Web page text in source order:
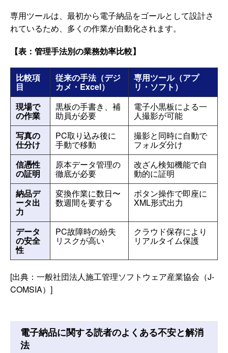
専用ツールは、最初から電子納品をゴールとして設計さ
れているため、多くの作業が自動化されます。
【表：管理手法別の業務効率比較】
比較項
目
従来の手法（デジ
カメ・Excel）
専用ツール（アプ
リ・ソフト）
現場で
の作業
黒板の手書き、補
助員が必要
電子小黒板による一
人撮影が可能
写真の
仕分け
PC取り込み後に
手動で移動
撮影と同時に自動で
フォルダ分け
信憑性
の証明
原本データ管理の
徹底が必要
改ざん検知機能で自
動的に証明
納品デ
ータ出
力
変換作業に数日〜
数週間を要する
ボタン操作で即座に
XML形式出力
データ
の安全
性
PC故障時の紛失
リスクが高い
クラウド保存により
リアルタイム保護
[出典：一般社団法人施工管理ソフトウェア産業協会（J-
COMSIA）]
電子納品に関する読者のよくある不安と解消
法